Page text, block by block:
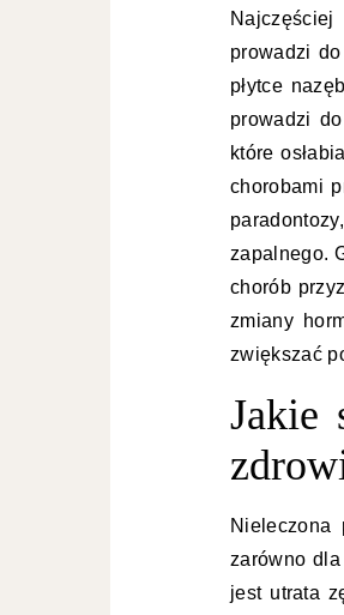
prowadzi
płytce
prowadzi
które
chorobami
zapalnego.
chorób
zmiany
zwiększać
Jakie
Nieleczona
zarówno
jest utrata